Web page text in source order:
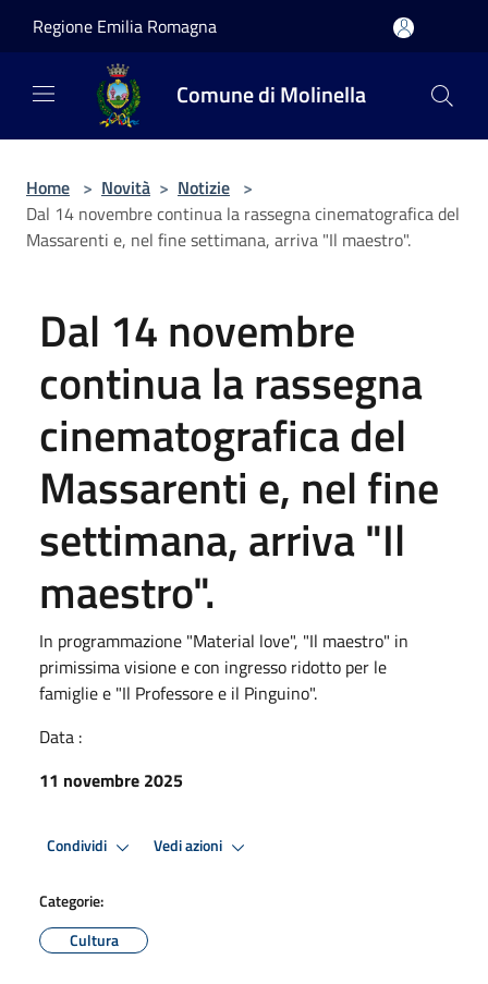
Regione Emilia Romagna
Comune di Molinella
Home > Novità > Notizie >
Dal 14 novembre continua la rassegna cinematografica del
Massarenti e, nel fine settimana, arriva "Il maestro".
Dal 14 novembre
continua la rassegna
cinematografica del
Massarenti e, nel fine
settimana, arriva "Il
maestro".
In programmazione "Material love", "Il maestro" in
primissima visione e con ingresso ridotto per le
famiglie e "Il Professore e il Pinguino".
Data :
11 novembre 2025
Condividi Vedi azioni
Categorie:
Cultura